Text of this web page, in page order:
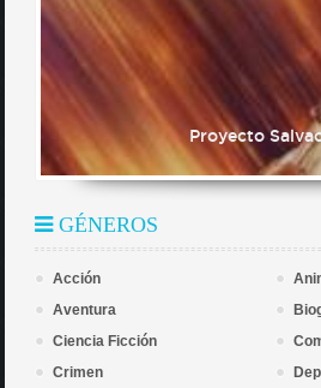
Proyecto
GÉNEROS
Acción
Aventura
Ciencia Ficción
Crimen